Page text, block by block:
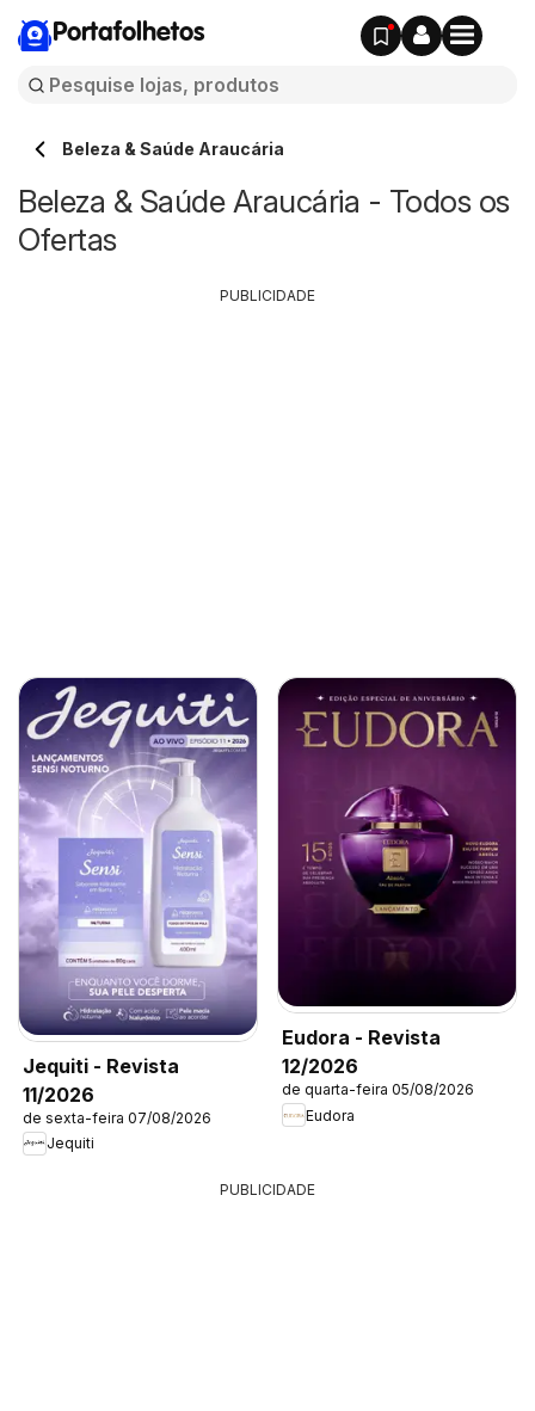
Portafolhetos
Beleza & Saúde Araucária
Beleza & Saúde Araucária - Todos os
Ofertas
Jequiti - Revista
11/2026
de sexta-feira 07/08/2026
Jequiti
Eudora - Revista
12/2026
de quarta-feira 05/08/2026
Eudora
PUBLICIDADE
PUBLICIDADE